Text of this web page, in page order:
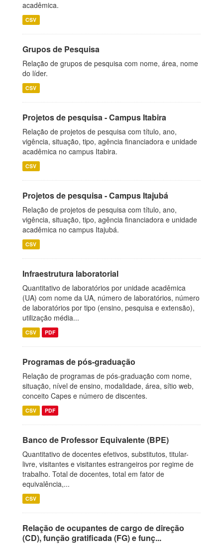
acadêmica.
CSV
Grupos de Pesquisa
Relação de grupos de pesquisa com nome, área, nome
do líder.
CSV
Projetos de pesquisa - Campus Itabira
Relação de projetos de pesquisa com título, ano,
vigência, situação, tipo, agência financiadora e unidade
acadêmica no campus Itabira.
CSV
Projetos de pesquisa - Campus Itajubá
Relação de projetos de pesquisa com título, ano,
vigência, situação, tipo, agência financiadora e unidade
acadêmica no campus Itajubá.
CSV
Infraestrutura laboratorial
Quantitativo de laboratórios por unidade acadêmica
(UA) com nome da UA, número de laboratórios, número
de laboratórios por tipo (ensino, pesquisa e extensão),
utilização média...
CSV PDF
Programas de pós-graduação
Relação de programas de pós-graduação com nome,
situação, nível de ensino, modalidade, área, sítio web,
conceito Capes e número de discentes.
CSV PDF
Banco de Professor Equivalente (BPE)
Quantitativo de docentes efetivos, substitutos, titular-
livre, visitantes e visitantes estrangeiros por regime de
trabalho. Total de docentes, total em fator de
equivalência,...
CSV
Relação de ocupantes de cargo de direção
(CD), função gratificada (FG) e funç...